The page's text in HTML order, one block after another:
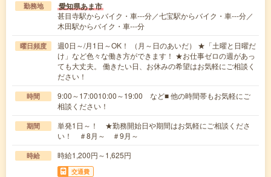
勤務地 愛知県あま市
甚目寺駅からバイク・車---分／七宝駅からバイク・車---分／
木田駅からバイク・車---分
曜日頻度
週0日～/月1日～OK！ （月～日のあいだ） ★「土曜と日曜だ
け」など色々な働き方ができます！ ★お仕事ゼロの週があっ
ても大丈夫。 働きたい日、お休みの希望はお気軽にご相談く
ださい！
時間
9:00～17:0010:00～19:00 など■ 他の時間帯もお気軽にご
相談ください！
期間
単発1日～！ ★勤務開始日や期間はお気軽にご相談くださ
い！ ＃8月～ ＃9月～
時給 時給1,200円～1,625円
交通費